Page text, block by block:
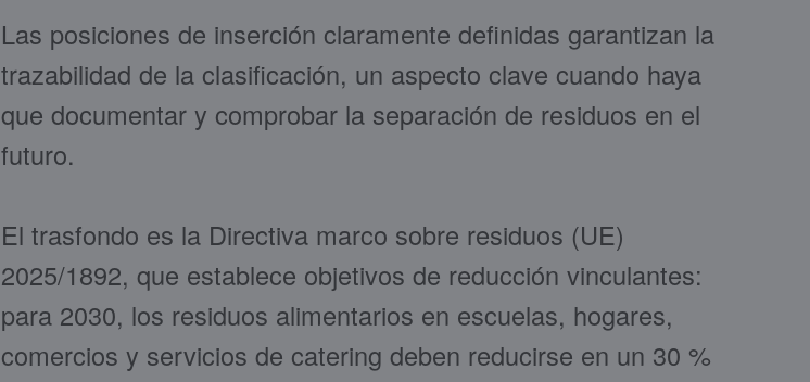
Las posiciones de inserción claramente definidas garantizan la
trazabilidad de la clasificación, un aspecto clave cuando haya
que documentar y comprobar la separación de residuos en el
futuro.
El trasfondo es la Directiva marco sobre residuos (UE)
2025/1892, que establece objetivos de reducción vinculantes:
para 2030, los residuos alimentarios en escuelas, hogares,
comercios y servicios de catering deben reducirse en un 30 %